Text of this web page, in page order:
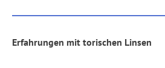
Erfahrungen mit torischen Linsen